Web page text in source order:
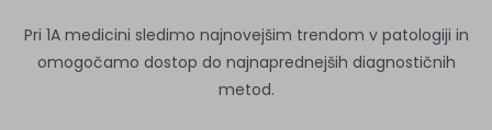
Pri 1A medicini sledimo najnovejšim trendom v patologiji in
omogočamo dostop do najnaprednejših diagnostičnih
metod.